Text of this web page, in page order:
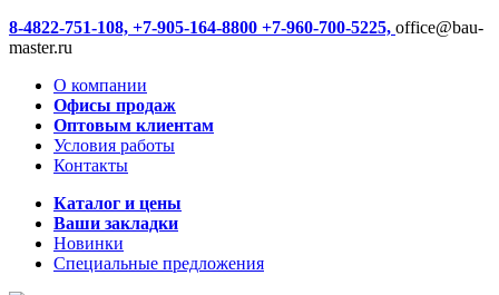
8-4822-751-108, +7-905-164-8800 +7-960-700-5225, office@bau-
master.ru
О компании
Офисы продаж
Оптовым клиентам
Условия работы
Контакты
Каталог и цены
Ваши закладки
Новинки
Специальные предложения